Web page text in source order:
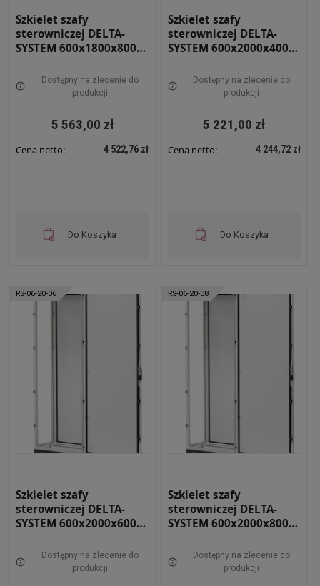
Szkielet szafy
sterowniczej DELTA-
SYSTEM 600x1800x800
Dostępny na zlecenie do
produkcji
5 563,00 zł
Cena netto: 4 522,76 zł
Do Koszyka
Szkielet szafy
sterowniczej DELTA-
SYSTEM 600x2000x400
Dostępny na zlecenie do
produkcji
5 221,00 zł
Cena netto: 4 244,72 zł
Do Koszyka
RS-06-20-06
Szkielet szafy
sterowniczej DELTA-
SYSTEM 600x2000x600
Dostępny na zlecenie do
produkcji
RS-06-20-08
Szkielet szafy
sterowniczej DELTA-
SYSTEM 600x2000x800
Dostępny na zlecenie do
produkcji